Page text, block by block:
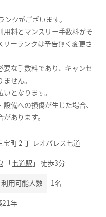
クがございます。
料とマンスリー手数料がそ
ーランクは予告無く変更さ
な手数料であり、キャンセ
せん。
となります。
備への損傷が生じた場合、
あります。
宝町２丁 レオパレス七道
「七道駅 」 徒歩3分
利用可能人数 1名
年